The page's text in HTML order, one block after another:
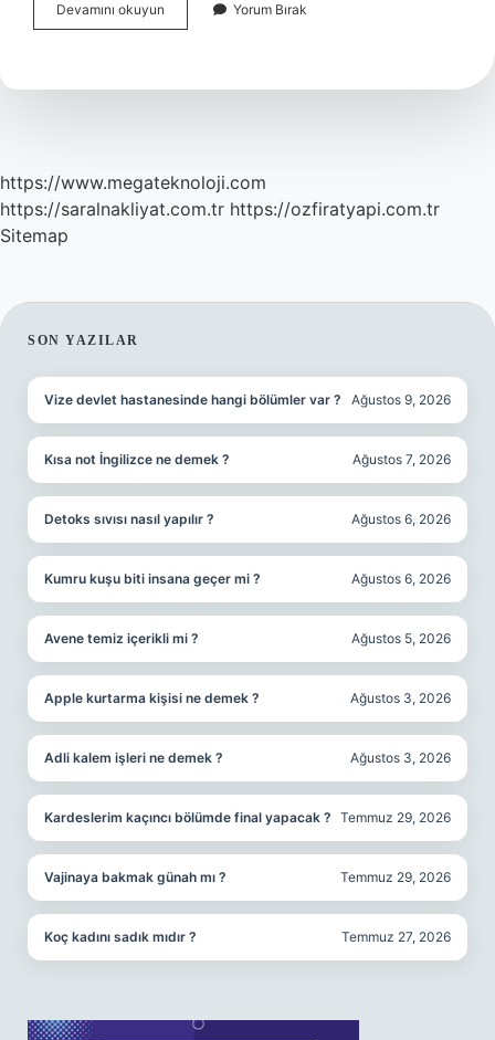
Devamını okuyun
Testini
Yorum Bırak
https://www.megateknoloji.com
https://saralnakliyat.com.tr https://ozfiratyapi.com.tr
Sitemap
SIDEBAR
SON YAZILAR
Vize devlet hastanesinde hangi bölümler var ? Ağustos 9, 2026
Kısa not İngilizce ne demek ? Ağustos 7, 2026
Detoks sıvısı nasıl yapılır ? Ağustos 6, 2026
Kumru kuşu biti insana geçer mi ? Ağustos 6, 2026
Avene temiz içerikli mi ? Ağustos 5, 2026
Apple kurtarma kişisi ne demek ? Ağustos 3, 2026
Adli kalem işleri ne demek ? Ağustos 3, 2026
Kardeslerim kaçıncı bölümde final yapacak ? Temmuz 29, 2026
Vajinaya bakmak günah mı ? Temmuz 29, 2026
Koç kadını sadık mıdır ? Temmuz 27, 2026